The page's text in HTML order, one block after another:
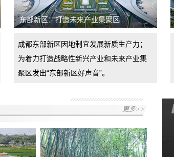
退还订
订金当消
自扣押消
麟店看
意向金
东部新区：打造未来产业集聚区
成都东部新区因地制宜发展新质生产力；
为着力打造战略性新兴产业和未来产业集
聚区发出“东部新区好声音”。
更多>>